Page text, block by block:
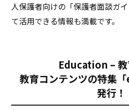
人保護者向けの「保護者面談ガ
て活用できる情報も満載です。
Education – 教
教育コンテンツの特集
発行！